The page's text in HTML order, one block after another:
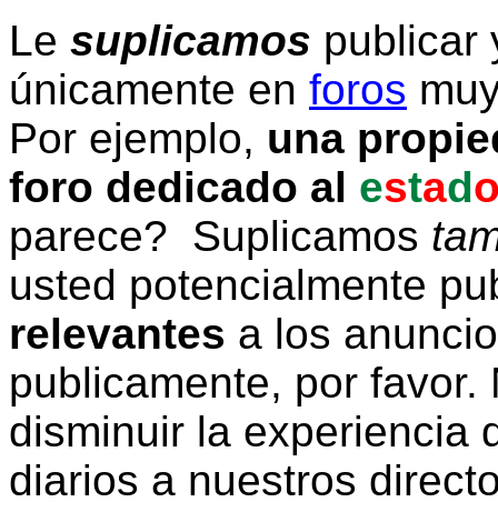
Le suplicamos publicar
únicamente en foros
Por ejemplo, una
foro dedicado al estad
parece? Suplicamos
usted potencialmente
relevantes a los
publicamente, por
disminuir la experiencia
diarios a nuestros